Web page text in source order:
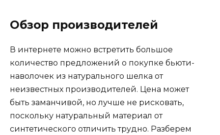
Обзор производителей
В интернете можно встретить большое
количество предложений о покупке бьюти-
наволочек из натурального шелка от
неизвестных производителей. Цена может
быть заманчивой, но лучше не рисковать,
поскольку натуральный материал от
синтетического отличить трудно. Разберем